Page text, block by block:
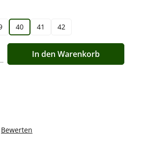
zurzeit nicht verfügbar.)
ist zurzeit nicht verfügbar.)
40 41 42
Gib den gewünschten Wert ein oder
In den Warenkorb
Bewerten